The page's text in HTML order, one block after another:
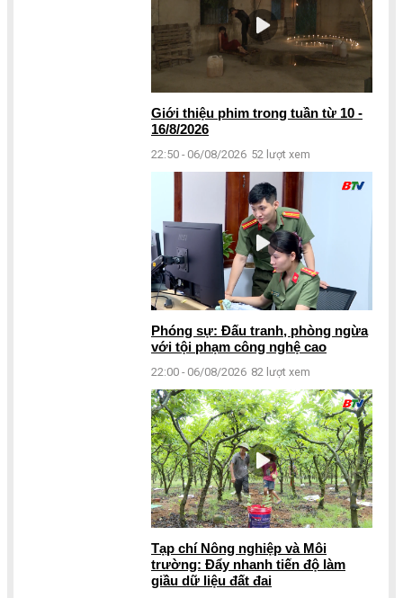
Giới thiệu phim trong tuần từ 10 -
16/8/2026
22:50 - 06/08/2026 52 lượt xem
Phóng sự: Đấu tranh, phòng ngừa
với tội phạm công nghệ cao
22:00 - 06/08/2026 82 lượt xem
Tạp chí Nông nghiệp và Môi
trường: Đẩy nhanh tiến độ làm
giầu dữ liệu đất đai